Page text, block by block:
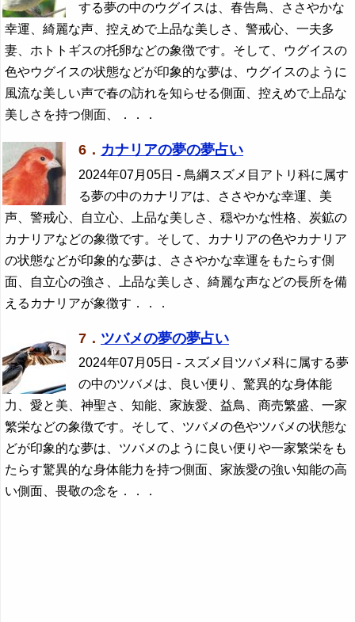
する夢の中のウグイスは、春告鳥、ささやかな
幸運、綺麗な声、控えめで上品な美しさ、警戒心、一夫多
妻、ホトトギスの托卵などの象徴です。そして、ウグイスの
色やウグイスの状態などが印象的な夢は、ウグイスのように
風流な美しい声で春の訪れを知らせる側面、控えめで上品な
美しさを持つ側面、．．．
6． カナリアの夢の夢占い
2024年07月05日 - 鳥綱スズメ目アトリ科に属す
る夢の中のカナリアは、ささやかな幸運、美
声、警戒心、自立心、上品な美しさ、穏やかな性格、炭鉱の
カナリアなどの象徴です。そして、カナリアの色やカナリア
の状態などが印象的な夢は、ささやかな幸運をもたらす側
面、自立心の強さ、上品な美しさ、綺麗な声などの長所を備
えるカナリアが象徴す．．．
7． ツバメの夢の夢占い
2024年07月05日 - スズメ目ツバメ科に属する夢
の中のツバメは、良い便り、驚異的な身体能
力、愛と美、神聖さ、知能、家族愛、益鳥、商売繁盛、一家
繁栄などの象徴です。そして、ツバメの色やツバメの状態な
どが印象的な夢は、ツバメのように良い便りや一家繁栄をも
たらす驚異的な身体能力を持つ側面、家族愛の強い知能の高
い側面、畏敬の念を．．．